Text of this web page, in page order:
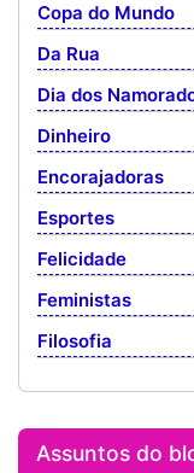
Copa do Mundo
Da Rua
Dia dos
Dinheiro
Encorajadoras
Esportes
Felicidade
Feministas
Filosofia
Assuntos do